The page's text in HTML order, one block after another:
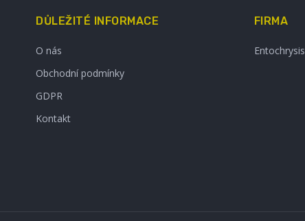
DŮLEŽITÉ INFORMACE
O nás
Obchodní podmínky
GDPR
Kontakt
FIRMA
Entochrysis